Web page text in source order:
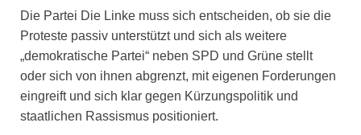
Die Partei Die Linke muss sich entscheiden, ob sie die
Proteste passiv unterstützt und sich als weitere
„demokratische Partei“ neben SPD und Grüne stellt
oder sich von ihnen abgrenzt, mit eigenen Forderungen
eingreift und sich klar gegen Kürzungspolitik und
staatlichen Rassismus positioniert.